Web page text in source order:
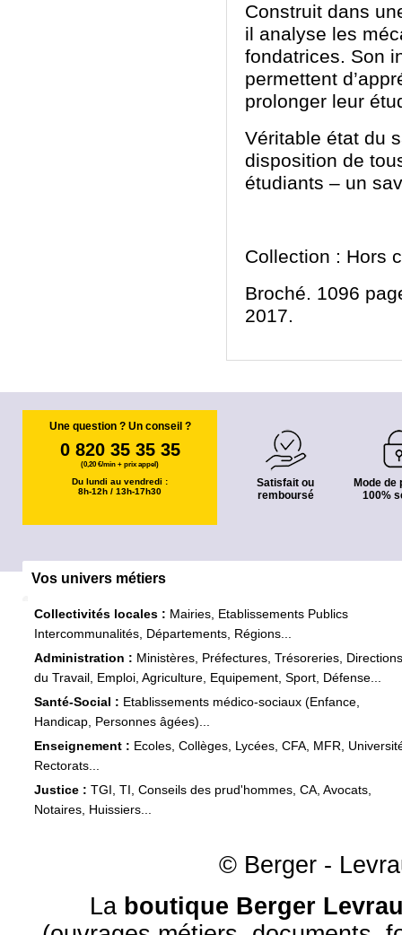
Construit dans
il analyse les
fondatrices. Son
permettent
prolonger leur
Véritable état du
disposition de
étudiants – un
Collection : Hors
Broché. 1096
2017.
Une question ? Un conseil ?
0 820 35 35 35
(0,20 €/min + prix appel)
Du lundi au vendredi :
8h-12h / 13h-17h30
Satisfait ou
remboursé
Mode de
100%
Vos univers métiers
Collectivités locales : Mairies, Etablissements Publics
Intercommunalités, Départements, Régions...
Administration : Ministères, Préfectures, Trésoreries, Directions
du Travail, Emploi, Agriculture, Equipement, Sport, Défense...
Santé-Social : Etablissements médico-sociaux (Enfance,
Handicap, Personnes âgées)...
Enseignement : Ecoles, Collèges, Lycées, CFA, MFR,
Rectorats...
Justice : TGI, TI, Conseils des prud'hommes, CA, Avocats,
Notaires, Huissiers...
© Berger -
La boutique Berger